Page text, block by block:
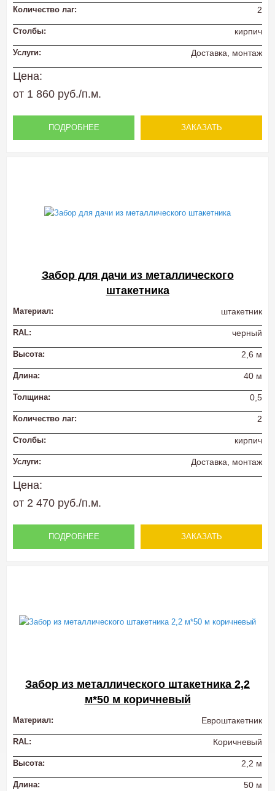
Количество лаг: 2
Столбы: кирпич
Услуги: Доставка, монтаж
Цена:
от 1 860 руб./п.м.
ПОДРОБНЕЕ ЗАКАЗАТЬ
Забор для дачи из металлического
штакетника
Материал: штакетник
RAL: черный
Высота: 2,6 м
Длина: 40 м
Толщина: 0,5
Количество лаг: 2
Столбы: кирпич
Услуги: Доставка, монтаж
Цена:
от 2 470 руб./п.м.
ПОДРОБНЕЕ ЗАКАЗАТЬ
Забор из металлического штакетника 2,2
м*50 м коричневый
Материал: Евроштакетник
RAL: Коричневый
Высота: 2,2 м
Длина: 50 м